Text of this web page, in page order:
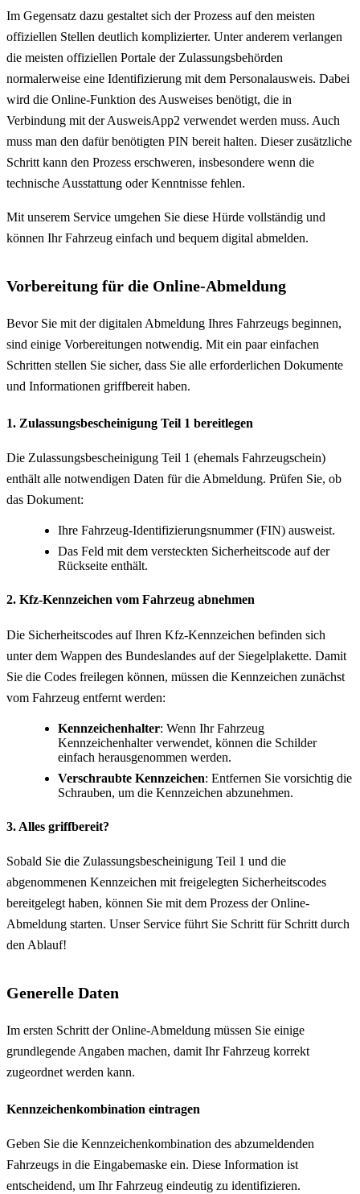
Im Gegensatz dazu gestaltet sich der Prozess auf den meisten
offiziellen Stellen deutlich komplizierter. Unter anderem verlangen
die meisten offiziellen Portale der Zulassungsbehörden
normalerweise eine Identifizierung mit dem Personalausweis. Dabei
wird die Online-Funktion des Ausweises benötigt, die in
Verbindung mit der AusweisApp2 verwendet werden muss. Auch
muss man den dafür benötigten PIN bereit halten. Dieser zusätzliche
Schritt kann den Prozess erschweren, insbesondere wenn die
technische Ausstattung oder Kenntnisse fehlen.
Mit unserem Service umgehen Sie diese Hürde vollständig und
können Ihr Fahrzeug einfach und bequem digital abmelden.
Vorbereitung für die Online-Abmeldung
Bevor Sie mit der digitalen Abmeldung Ihres Fahrzeugs beginnen,
sind einige Vorbereitungen notwendig. Mit ein paar einfachen
Schritten stellen Sie sicher, dass Sie alle erforderlichen Dokumente
und Informationen griffbereit haben.
1. Zulassungsbescheinigung Teil 1 bereitlegen
Die Zulassungsbescheinigung Teil 1 (ehemals Fahrzeugschein)
enthält alle notwendigen Daten für die Abmeldung. Prüfen Sie, ob
das Dokument:
Ihre Fahrzeug-Identifizierungsnummer (FIN) ausweist.
Das Feld mit dem versteckten Sicherheitscode auf der
Rückseite enthält.
2. Kfz-Kennzeichen vom Fahrzeug abnehmen
Die Sicherheitscodes auf Ihren Kfz-Kennzeichen befinden sich
unter dem Wappen des Bundeslandes auf der Siegelplakette. Damit
Sie die Codes freilegen können, müssen die Kennzeichen zunächst
vom Fahrzeug entfernt werden:
Kennzeichenhalter: Wenn Ihr Fahrzeug
Kennzeichenhalter verwendet, können die Schilder
einfach herausgenommen werden.
Verschraubte Kennzeichen: Entfernen Sie vorsichtig die
Schrauben, um die Kennzeichen abzunehmen.
3. Alles griffbereit?
Sobald Sie die Zulassungsbescheinigung Teil 1 und die
abgenommenen Kennzeichen mit freigelegten Sicherheitscodes
bereitgelegt haben, können Sie mit dem Prozess der Online-
Abmeldung starten. Unser Service führt Sie Schritt für Schritt durch
den Ablauf!
Generelle Daten
Im ersten Schritt der Online-Abmeldung müssen Sie einige
grundlegende Angaben machen, damit Ihr Fahrzeug korrekt
zugeordnet werden kann.
Kennzeichenkombination eintragen
Geben Sie die Kennzeichenkombination des abzumeldenden
Fahrzeugs in die Eingabemaske ein. Diese Information ist
entscheidend, um Ihr Fahrzeug eindeutig zu identifizieren.